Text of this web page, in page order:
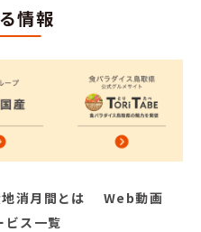
情報
消月間とは
Web動画
ビス一覧